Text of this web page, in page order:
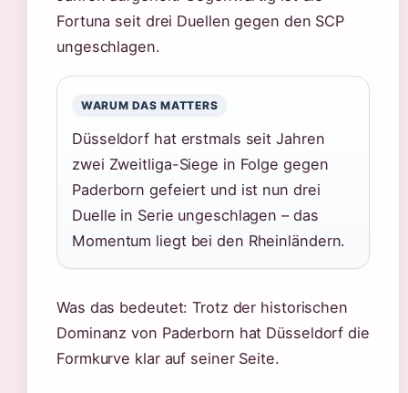
Fortuna seit drei Duellen gegen den SCP
ungeschlagen.
WARUM DAS MATTERS
Düsseldorf hat erstmals seit Jahren
zwei Zweitliga-Siege in Folge gegen
Paderborn gefeiert und ist nun drei
Duelle in Serie ungeschlagen – das
Momentum liegt bei den Rheinländern.
Was das bedeutet: Trotz der historischen
Dominanz von Paderborn hat Düsseldorf die
Formkurve klar auf seiner Seite.